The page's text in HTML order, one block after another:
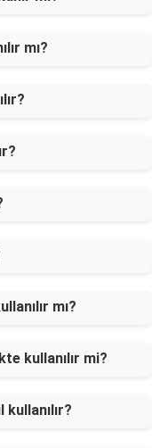
mı?
mı?
kullanılır mi?